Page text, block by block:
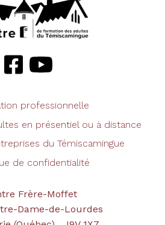
professionnelle
en présentiel ou à distance
du Témiscamingue
de confidentialité
Frère-Moffet
Dame-de-Lourdes